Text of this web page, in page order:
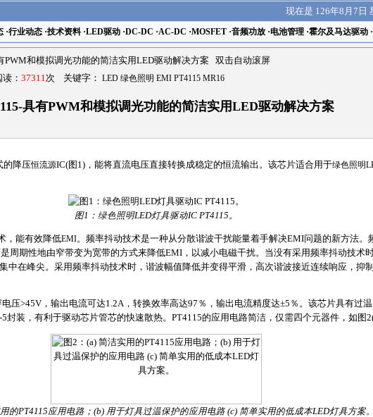
现在是 126年8月7日
·行业动态·技术资料·LED驱动·DC-DC ·AC-DC ·MOSFET·音频功放·电池管理·霍尔及马达驱动·
PWM和模拟调光功能的简洁实用LED驱动解决方案 双击自动滚屏
： 37311 次 关键字： LED 绿色照明 EMI PT4115 MR16
具有PWM和模拟调光功能的简洁实用LED驱动解决方案
的降压恒流源IC(图1)，能将直流电压直接转换成稳定的恒流输出。该芯片适合用于绿色照明
图1：绿色照明LED灯具驱动IC PT4115。
，能有效降低EMI。频率抖动技术是一种从分散谐波干扰能量着手解决EMI问题的新方法。
周期性地由窄带变为宽带的方式来降低EMI，以减小电磁干扰。当没有采用频率抖动技术
中在峰尖。采用频率抖动技术时，谐波幅值降低并变得平滑，高次谐波接近连续响应，抑
压>45V，输出电流可达1.2A，转换效率高达97％，输出电流精度达±5％。该芯片具有过
封装，有利于驱动芯片管芯的快速散热。PT4115的应用电路简洁，仅需四个元器件，如图
的PT4115应用电路；(b) 用于灯具过温保护的应用电路 (c) 简单实用的低成本LED灯具方案。